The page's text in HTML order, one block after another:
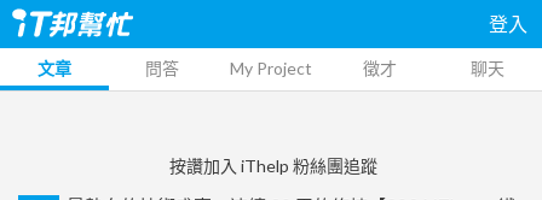
登入
文章 問答 My Project 徵才 聊天
按讚加入 iThelp 粉絲團追蹤